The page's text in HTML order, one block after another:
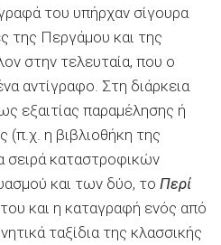
του υπήρχαν σίγουρα
της Περγάμου και της
στην τελευταία, που ο
αντίγραφο. Στη διάρκεια
εξαιτίας παραμέλησης ή
(π.χ. η βιβλιοθήκη της
σειρά καταστροφικών
και των δύο, το Περί
και η καταγραφή ενός από
ταξίδια της κλασσικής